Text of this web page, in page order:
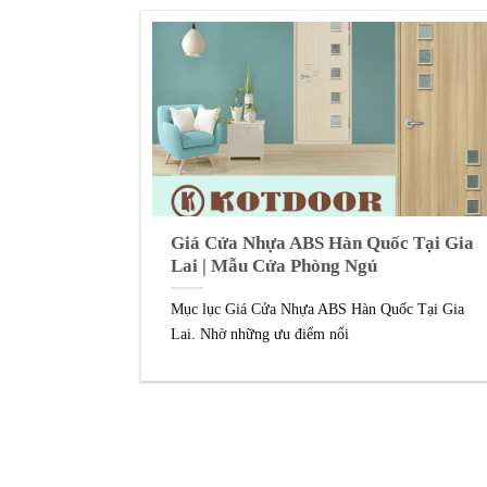
Giá Cửa Nhựa ABS Hàn Quốc Tại Gia
Lai | Mẫu Cửa Phòng Ngủ
Mục lục Giá Cửa Nhựa ABS Hàn Quốc Tại Gia
Lai. Nhờ những ưu điểm nổi